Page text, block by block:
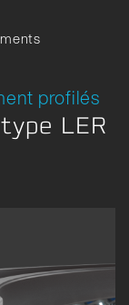
profilés
LER